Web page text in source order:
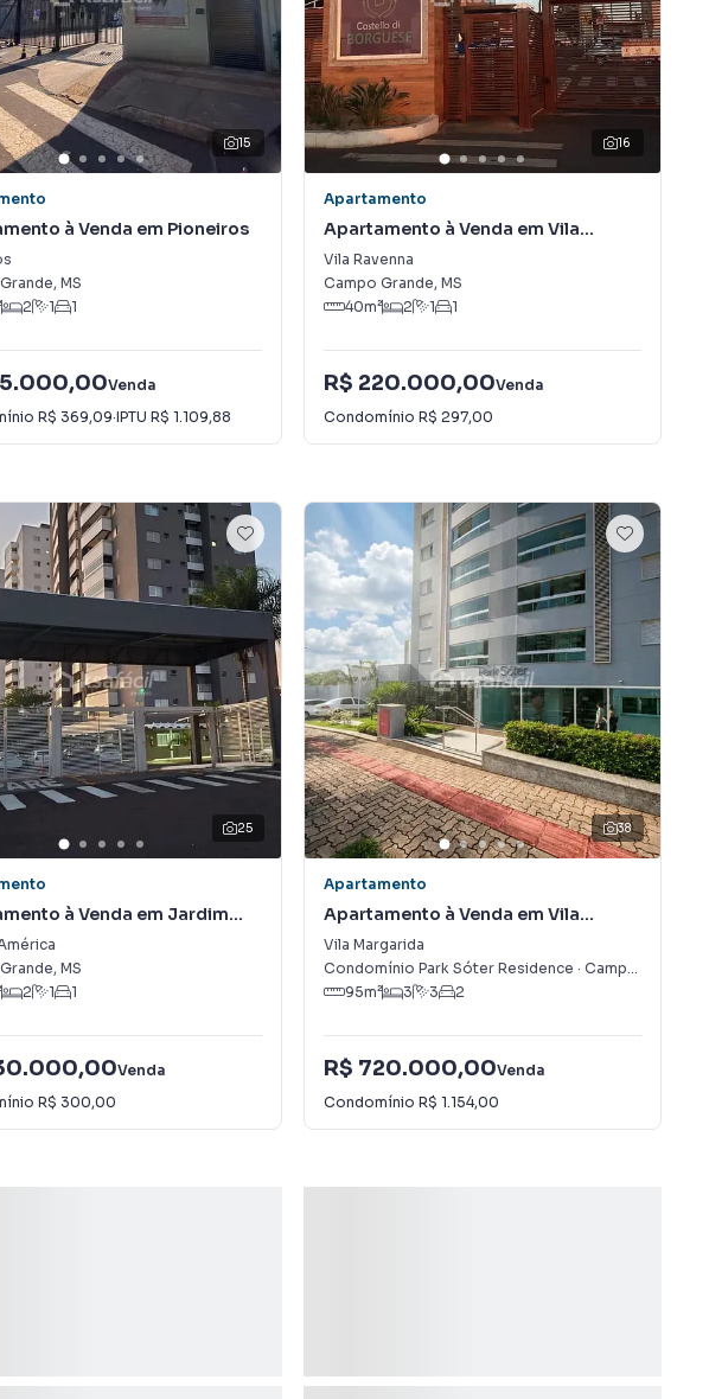
15
à Venda em Pioneiros
, MS
2 1 1
Venda
R$ 369,09·IPTU R$ 1.109,88
16
Apartamento
Apartamento à Venda em Vila
Ravenna
Vila Ravenna
Campo Grande, MS
40m² 2 1 1
R$ 220.000,00Venda
Condomínio R$ 297,00
25
à Venda em Jardim
, MS
2 1 1
Venda
R$ 300,00
38
Apartamento
Apartamento à Venda em Vila
Margarida
Vila Margarida
Condomínio Park Sóter Residence · Campo Grande
95m² 3 3 2
R$ 720.000,00Venda
Condomínio R$ 1.154,00